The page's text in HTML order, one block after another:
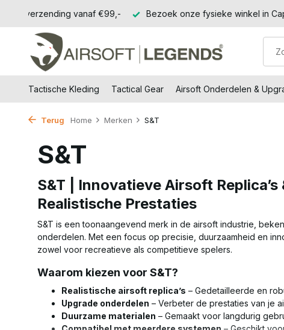
verzending vanaf €99,- Bezoek onze fysieke winkel in
Tactische Kleding Tactical Gear Airsoft Onderdelen &
Terug Home Merken S&T
S&T
S&T | Innovatieve Airsoft
Realistische Prestaties
S&T is een toonaangevend merk in de airsoft industrie,
onderdelen. Met een focus op precisie, duurzaamheid en
zowel voor recreatieve als competitieve spelers.
Waarom kiezen voor S&T?
Realistische airsoft replica’s – Gedetailleerde en
Upgrade onderdelen – Verbeter de prestaties van je
Duurzame materialen – Gemaakt voor langdurig